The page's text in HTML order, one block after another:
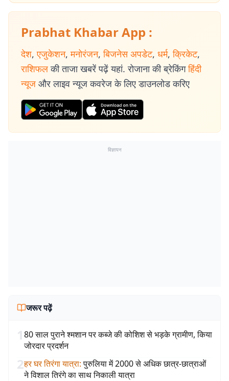
Prabhat Khabar App :
देश, एजुकेशन, मनोरंजन, बिजनेस अपडेट, धर्म, क्रिकेट,
राशिफल की ताजा खबरें पढ़ें यहां. रोजाना की ब्रेकिंग हिंदी
न्यूज और लाइव न्यूज कवरेज के लिए डाउनलोड करिए
विज्ञापन
जरूर पढ़ें
180 साल पुराने श्मशान पर कब्जे की कोशिश से भड़के ग्रामीण, किया
जोरदार प्रदर्शन
2हर घर तिरंगा यात्रा: पुरुलिया में 2000 से अधिक छात्र-छात्राओं
ने विशाल तिरंगे का साथ निकाली यात्रा